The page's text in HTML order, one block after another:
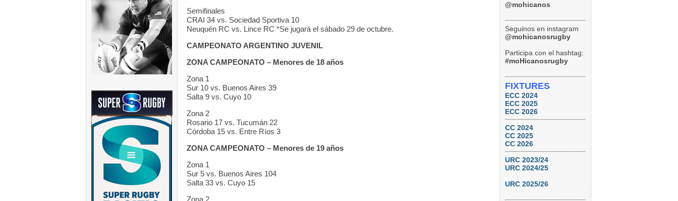
Semifinales
CRAI 34 vs. Sociedad Sportiva 10
Neuquén RC vs. Lince RC *Se jugará el sábado 29 de octubre.
CAMPEONATO ARGENTINO JUVENIL
ZONA CAMPEONATO – Menores de 18 años
Zona 1
Sur 10 vs. Buenos Aires 39
Salta 9 vs. Cuyo 10
Zona 2
Rosario 17 vs. Tucumán 22
Córdoba 15 vs. Entre Ríos 3
ZONA CAMPEONATO – Menores de 19 años
Zona 1
Sur 5 vs. Buenos Aires 104
Salta 33 vs. Cuyo 15
Zona 2
@mohicanos
Seguinos en instagram
@mohicanosrugby
Participa con el hashtag:
#moHicanosrugby
FIXTURES
ECC 2024
ECC 2025
ECC 2026
CC 2024
CC 2025
CC 2026
URC 2023/24
URC 2024/25
URC 2025/26